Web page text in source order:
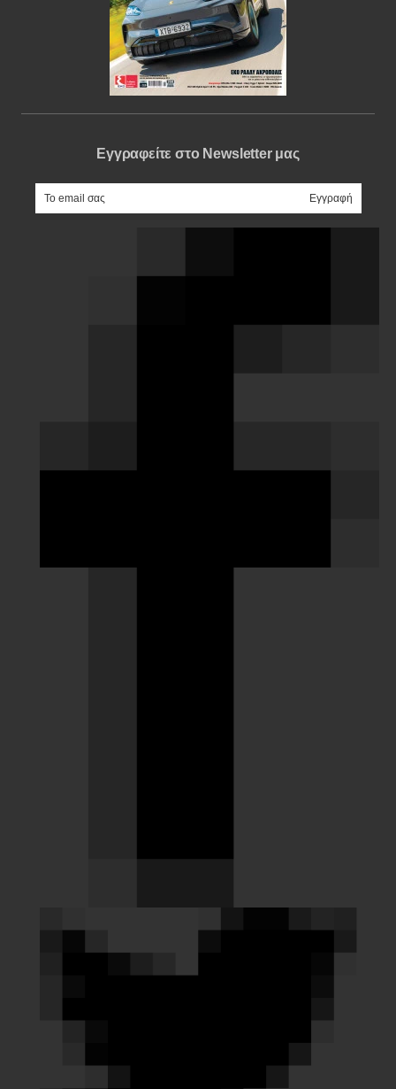
Εγγραφείτε στο Newsletter μας
e-mail